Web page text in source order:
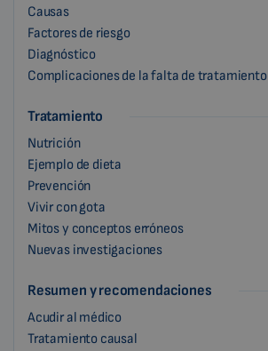
Causas
Factores de riesgo
Diagnóstico
Complicaciones de la falta de tratamiento
Tratamiento
Nutrición
Ejemplo de dieta
Prevención
Vivir con gota
Mitos y conceptos erróneos
Nuevas investigaciones
Resumen y recomendaciones
Acudir al médico
Tratamiento causal